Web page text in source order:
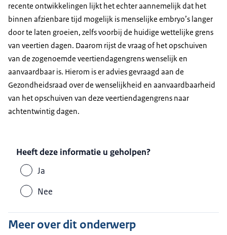
recente ontwikkelingen lijkt het echter aannemelijk dat het
binnen afzienbare tijd mogelijk is menselijke embryo’s langer
door te laten groeien, zelfs voorbij de huidige wettelijke grens
van veertien dagen. Daarom rijst de vraag of het opschuiven
van de zogenoemde veertiendagengrens wenselijk en
aanvaardbaar is. Hierom is er advies gevraagd aan de
Gezondheidsraad over de wenselijkheid en aanvaardbaarheid
van het opschuiven van deze veertiendagengrens naar
achtentwintig dagen.
Heeft deze informatie u geholpen?
Ja
Nee
Meer over dit onderwerp